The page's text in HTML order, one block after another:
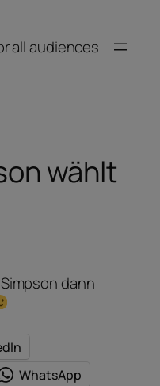
all audiences
wählt
dann
WhatsApp